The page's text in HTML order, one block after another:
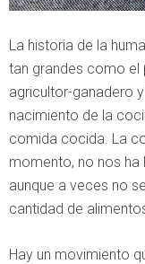
La historia de la
tan grandes como
agricultor-ganadero
nacimiento de la
comida cocida. La
momento, no nos
aunque a veces no
cantidad de
Hay un movimiento